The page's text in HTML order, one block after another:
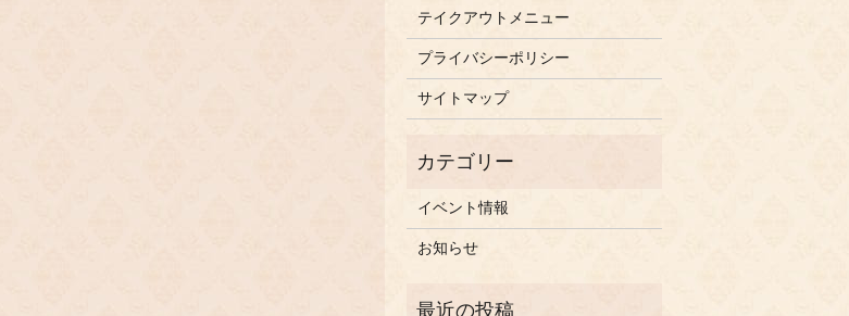
テイクアウトメニュー
プライバシーポリシー
サイトマップ
イベント情報
お知らせ